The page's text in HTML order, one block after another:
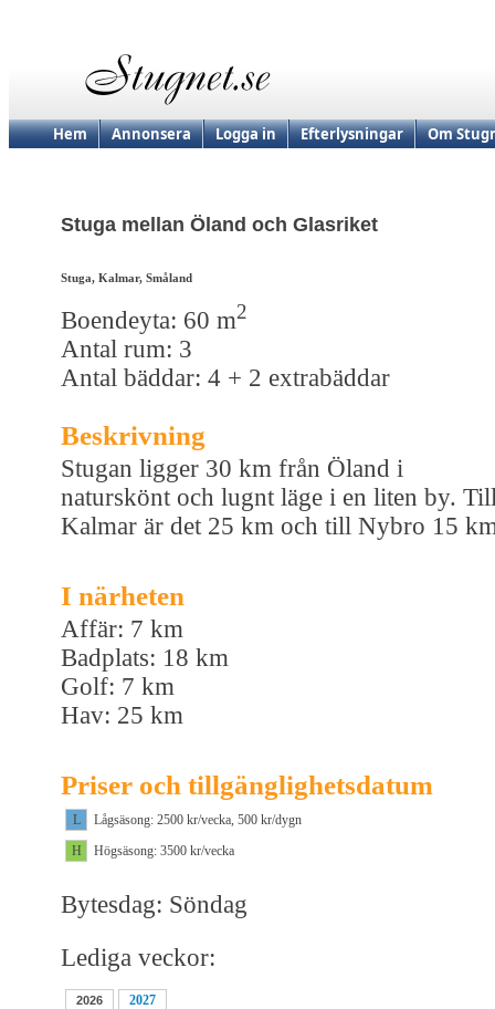
Hem Annonsera Logga in Efterlysningar Om
Stuga mellan Öland och Glasriket
Stuga, Kalmar, Småland
Boendeyta: 60 m2
Antal rum: 3
Antal bäddar: 4 + 2 extrabäddar
Beskrivning
Stugan ligger 30 km från Öland i
naturskönt och lugnt läge i en liten by.
Kalmar är det 25 km och till Nybro 15
I närheten
Affär: 7 km
Badplats: 18 km
Golf: 7 km
Hav: 25 km
Priser och tillgänglighetsdatum
L
Lågsäsong: 2500 kr/vecka, 500 kr/dygn
H
Högsäsong: 3500 kr/vecka
Bytesdag: Söndag
Lediga veckor:
2026
2027